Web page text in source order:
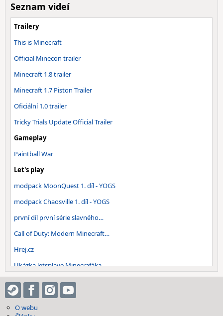
Seznam videí
Trailery
This is Minecraft
Official Minecon trailer
Minecraft 1.8 trailer
Minecraft 1.7 Piston Trailer
Oficiální 1.0 trailer
Tricky Trials Update Official Trailer
Gameplay
Paintball War
Let's play
modpack MoonQuest 1. díl - YOGS
modpack Chaosville 1. díl - YOGS
první díl první série slavného…
Call of Duty: Modern Minecraft…
Hrej.cz
Ukázka letsplaye Minecrafáka
Ukázka Českého Multiplayeru
Videorecenze
Zero Punctuation
O webu